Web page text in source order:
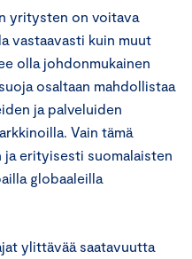
yritysten on voitava
vastaavasti kuin muut
olla johdonmukainen
osaltaan mahdollistaa
ja palveluiden
Vain tämä
erityisesti suomalaisten
globaaleilla
ylittävää saatavuutta